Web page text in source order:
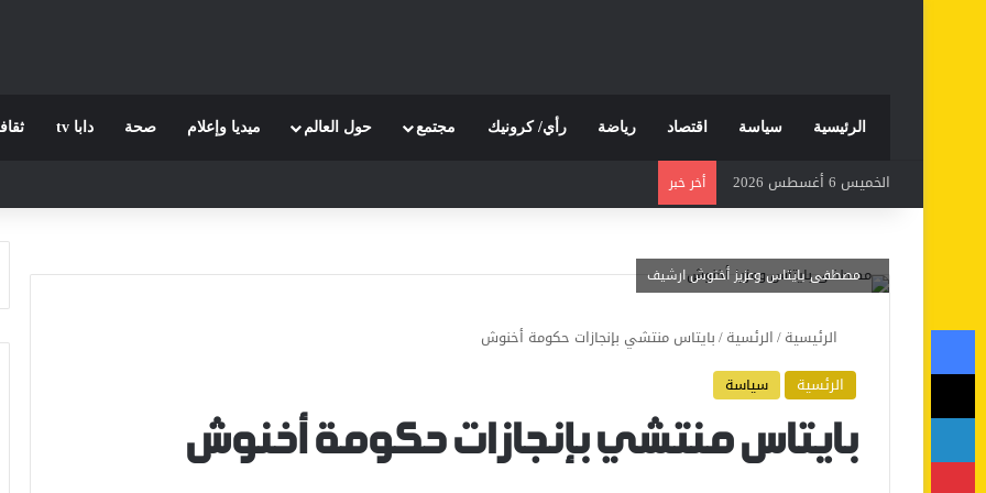
الرئيسية سياسة اقتصاد رياضة رأي/ كرونيك مجتمع حول العالم ميديا وإعلام صحة دابا tv
الخميس 6 أغسطس 2026 أخر خبر
مصطفى بايتاس وعزيز أخنوش ارشيف
الرئيسية/الرئسية/بايتاس منتشي بإنجازات حكومة أخنوش
الرئسية
سياسة
بايتاس منتشي بإنجازات حكومة أخنوش